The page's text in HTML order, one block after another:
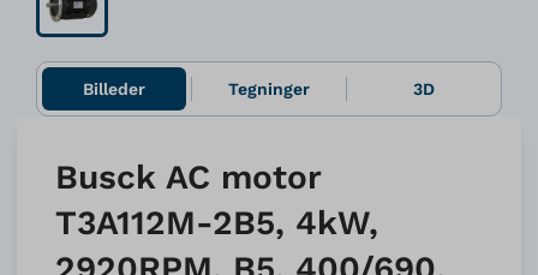
Billeder Tegninger 3D
Busck AC motor
T3A112M-2B5, 4kW,